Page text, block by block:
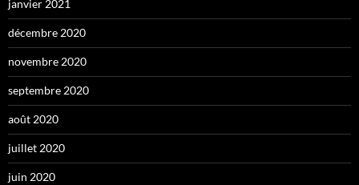
janvier 2021
décembre 2020
novembre 2020
septembre 2020
août 2020
juillet 2020
juin 2020